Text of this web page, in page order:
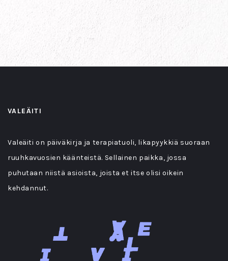
VALEÄITI
Valeäiti on päiväkirja ja terapiatuoli, likapyykkiä suoraan
ruuhkavuosien käänteistä. Sellainen paikka, jossa
puhutaan niistä asioista, joista et itse olisi oikein
kehdannut.